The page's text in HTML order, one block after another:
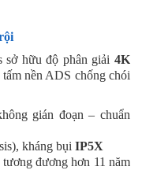
hữu độ phân giải 4K
nền ADS chống chói
gián đoạn – chuẩn
kháng bụi IP5X
tương đương hơn 11 năm